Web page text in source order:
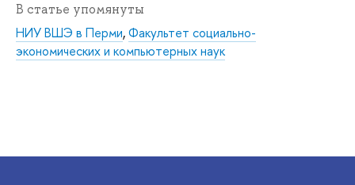
В статье упомянуты
НИУ ВШЭ в Перми,Факультет социально-
экономических и компьютерных наук